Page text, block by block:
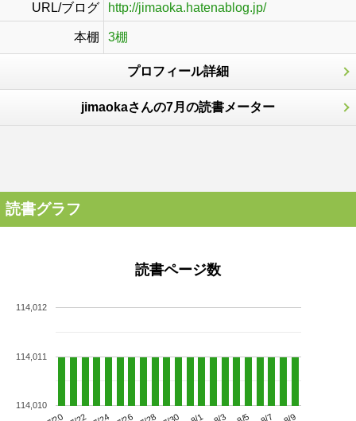
URL/ブログ http://jimaoka.hatenablog.jp/
本棚 3棚
プロフィール詳細
jimaokaさんの7月の読書メーター
読書グラフ
読書ページ数
114,010
114,011
114,012